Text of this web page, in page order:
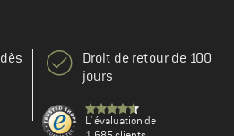
Droit de retour de 100
jours
L' évaluation de